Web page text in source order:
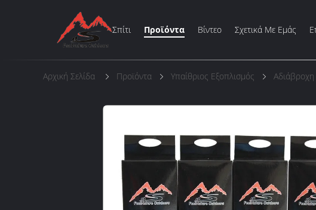
Σπίτι Προϊόντα Βίντεο Σχετικά Με Εμάς
Αρχική Σελίδα Προϊόντα Υπαίθριος Εξοπλισμός